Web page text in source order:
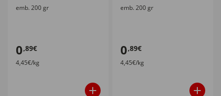
emb. 200 gr
0,89€
4,45€/kg
emb. 200 gr
0,89€
4,45€/kg